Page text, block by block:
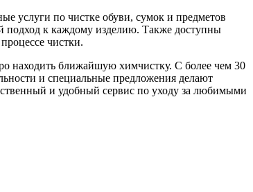
услуги по чистке обуви, сумок и предметов
подход к каждому изделию. Также доступны
чистки.
находить ближайшую химчистку. С более чем 30
и специальные предложения делают
и удобный сервис по уходу за любимыми